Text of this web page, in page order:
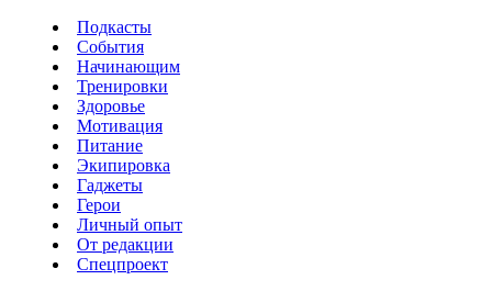
Подкасты
События
Начинающим
Тренировки
Здоровье
Мотивация
Питание
Экипировка
Гаджеты
Герои
Личный опыт
От редакции
Спецпроект